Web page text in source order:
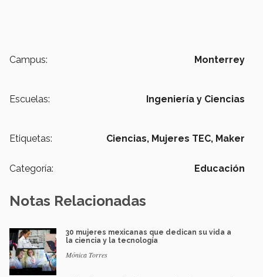
Campus: Monterrey
Escuelas: Ingeniería y Ciencias
Etiquetas: Ciencias, Mujeres TEC, Maker
Categoría: Educación
Notas Relacionadas
30 mujeres mexicanas que dedican su vida a
la ciencia y la tecnología
Mónica Torres